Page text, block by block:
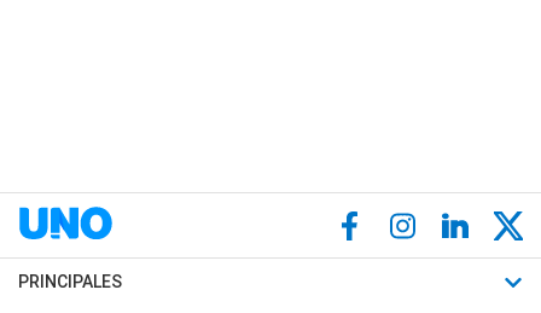
PRINCIPALES